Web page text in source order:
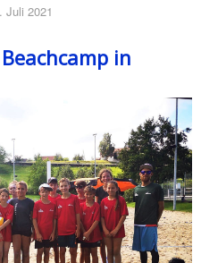
Juli 2021
in